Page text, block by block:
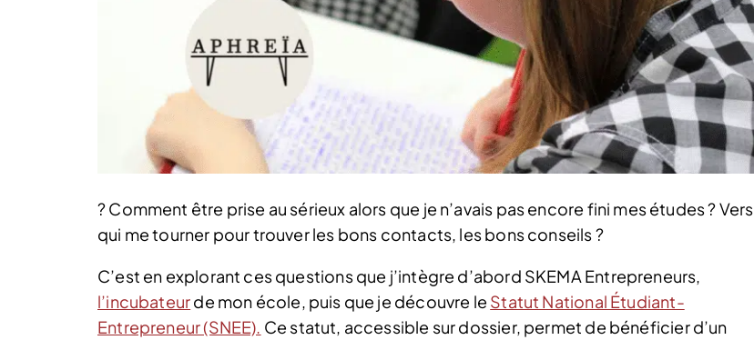
? Comment être prise au sérieux alors que je n’avais pas encore fini mes études ? Vers
qui me tourner pour trouver les bons contacts, les bons conseils ?
C’est en explorant ces questions que j’intègre d’abord SKEMA Entrepreneurs,
l’incubateurde mon école, puis que je découvre le Statut National Étudiant-
Entrepreneur (SNEE). Ce statut, accessible sur dossier, permet de bénéficier d’un